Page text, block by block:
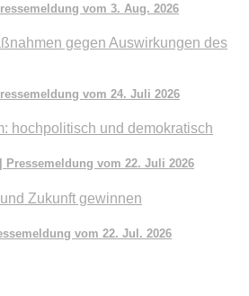
vom 3. Aug. 2026
gegen Auswirkungen des
vom 24. Juli 2026
hochpolitisch und demokratisch
Pressemeldung vom 22. Juli 2026
Zukunft gewinnen
vom 22. Jul. 2026